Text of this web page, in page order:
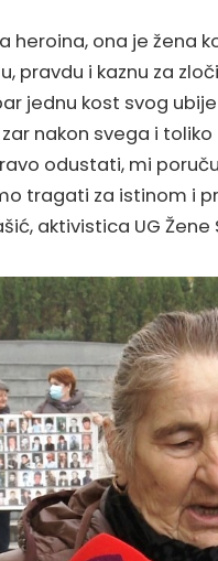
heroina, ona je žena
pravdu i kaznu za
jednu kost svog
nakon svega i
odustati, mi
tragati za istinom i
aktivistica UG Žene